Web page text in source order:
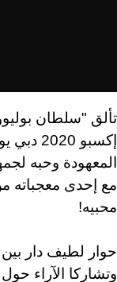
تألق "سلطان
المعهودة وحبه
مع إحدى
محبيه!
حوار لطيف دار
وتشاركا الآراء